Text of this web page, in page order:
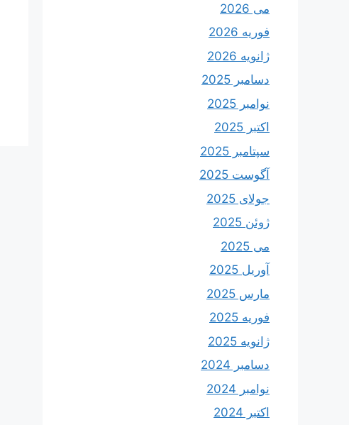
می 2026
فوریه 2026
ژانویه 2026
دسامبر 2025
نوامبر 2025
اکتبر 2025
سپتامبر 2025
آگوست 2025
جولای 2025
ژوئن 2025
می 2025
آوریل 2025
مارس 2025
فوریه 2025
ژانویه 2025
دسامبر 2024
نوامبر 2024
اکتبر 2024